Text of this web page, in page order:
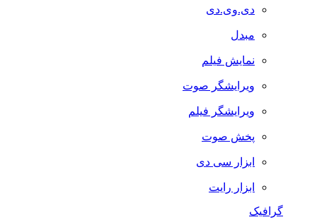
دی.وی.دی
مبدل
نمایش فیلم
ویرایشگر صوت
ویرایشگر فیلم
پخش صوت
ابزار سی دی
ابزار رایت
گرافیک